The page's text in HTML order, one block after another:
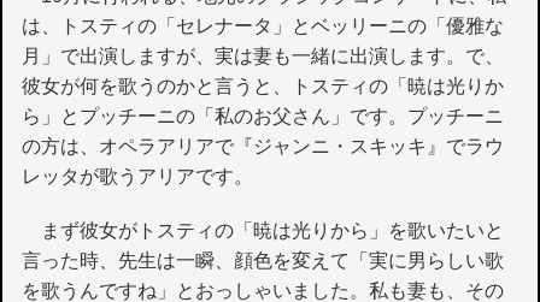
は、トスティの「セレナータ」とベッリーニの「優雅な
月」で出演しますが、実は妻も一緒に出演します。で、
彼女が何を歌うのかと言うと、トスティの「暁は光りか
ら」とプッチーニの「私のお父さん」です。プッチーニ
の方は、オペラアリアで『ジャンニ・スキッキ』でラウ
レッタが歌うアリアです。
まず彼女がトスティの「暁は光りから」を歌いたいと
言った時、先生は一瞬、顔色を変えて「実に男らしい歌
を歌うんですね」とおっしゃいました。私も妻も、その